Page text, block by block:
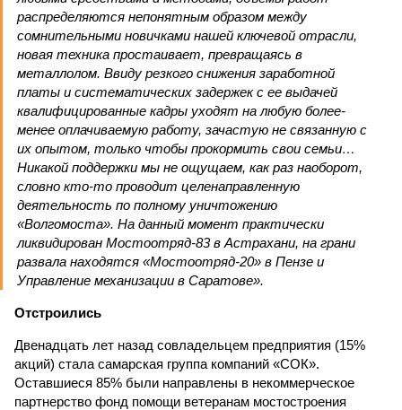
распределяются непонятным образом между
сомнительными новичками нашей ключевой отрасли,
новая техника простаивает, превращаясь в
металлолом. Ввиду резкого снижения заработной
платы и систематических задержек с ее выдачей
квалифицированные кадры уходят на любую более-
менее оплачиваемую работу, зачастую не связанную с
их опытом, только чтобы прокормить свои семьи…
Никакой поддержки мы не ощущаем, как раз наоборот,
словно кто-то проводит целенаправленную
деятельность по полному уничтожению
«Волгомоста». На данный момент практически
ликвидирован Мостоотряд-83 в Астрахани, на грани
развала находятся «Мостоотряд-20» в Пензе и
Управление механизации в Саратове».
Отстроились
Двенадцать лет назад совладельцем предприятия (15%
акций) стала самарская группа компаний «СОК».
Оставшиеся 85% были направлены в некоммерческое
партнерство фонд помощи ветеранам мостостроения